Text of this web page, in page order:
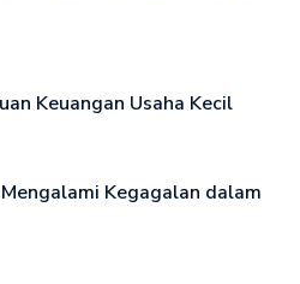
Keuangan Usaha Kecil
Kegagalan dalam